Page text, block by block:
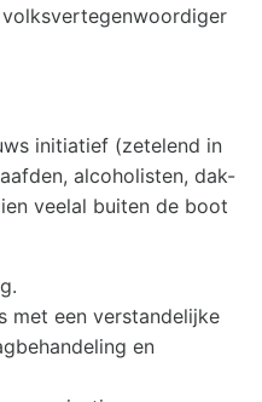
initiatief (zetelend in
alcoholisten, dak-
veelal buiten de boot
met een verstandelijke
en